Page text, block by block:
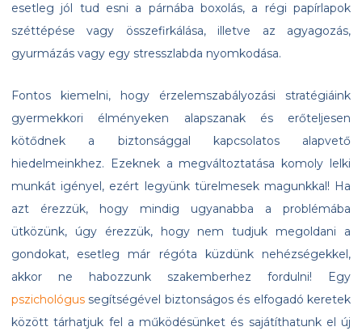
esetleg jól tud esni a párnába boxolás, a régi papírlapok
széttépése vagy összefirkálása, illetve az agyagozás,
gyurmázás vagy egy stresszlabda nyomkodása.
Fontos kiemelni, hogy érzelemszabályozási stratégiáink
gyermekkori élményeken alapszanak és erőteljesen
kötődnek a biztonsággal kapcsolatos alapvető
hiedelmeinkhez. Ezeknek a megváltoztatása komoly lelki
munkát igényel, ezért legyünk türelmesek magunkkal! Ha
azt érezzük, hogy mindig ugyanabba a problémába
ütközünk, úgy érezzük, hogy nem tudjuk megoldani a
gondokat, esetleg már régóta küzdünk nehézségekkel,
akkor ne habozzunk szakemberhez fordulni! Egy
pszichológus segítségével biztonságos és elfogadó keretek
között tárhatjuk fel a működésünket és sajátíthatunk el új